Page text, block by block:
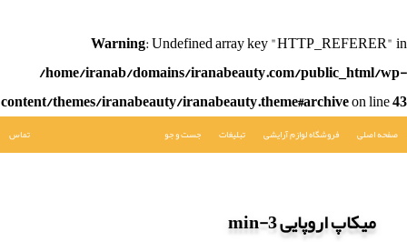
Warning: Undefined array key "HTTP_REFERER" in
/home/iranab/domains/iranabeauty.com/public_html/wp-
content/themes/iranabeauty/iranabeauty.theme#archiveon line43
صفحه اصلی فروشگاه لوازم آرایشی تبلیغات جست و جو تماس
میکاپ اروپایی 3-min